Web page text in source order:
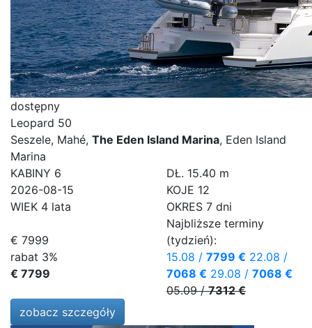
dostępny
Leopard 50
Seszele, Mahé, The Eden Island Marina, Eden Island
Marina
KABINY 6 DŁ. 15.40 m
2026-08-15
KOJE 12
WIEK 4 lata OKRES 7 dni
€ 7999
rabat 3%
€ 7799
Najbliższe terminy
(tydzień):
15.08 / 7799 € 22.08 /
7068 € 29.08 / 7068 €
05.09/7312 €
zobacz szczegóły